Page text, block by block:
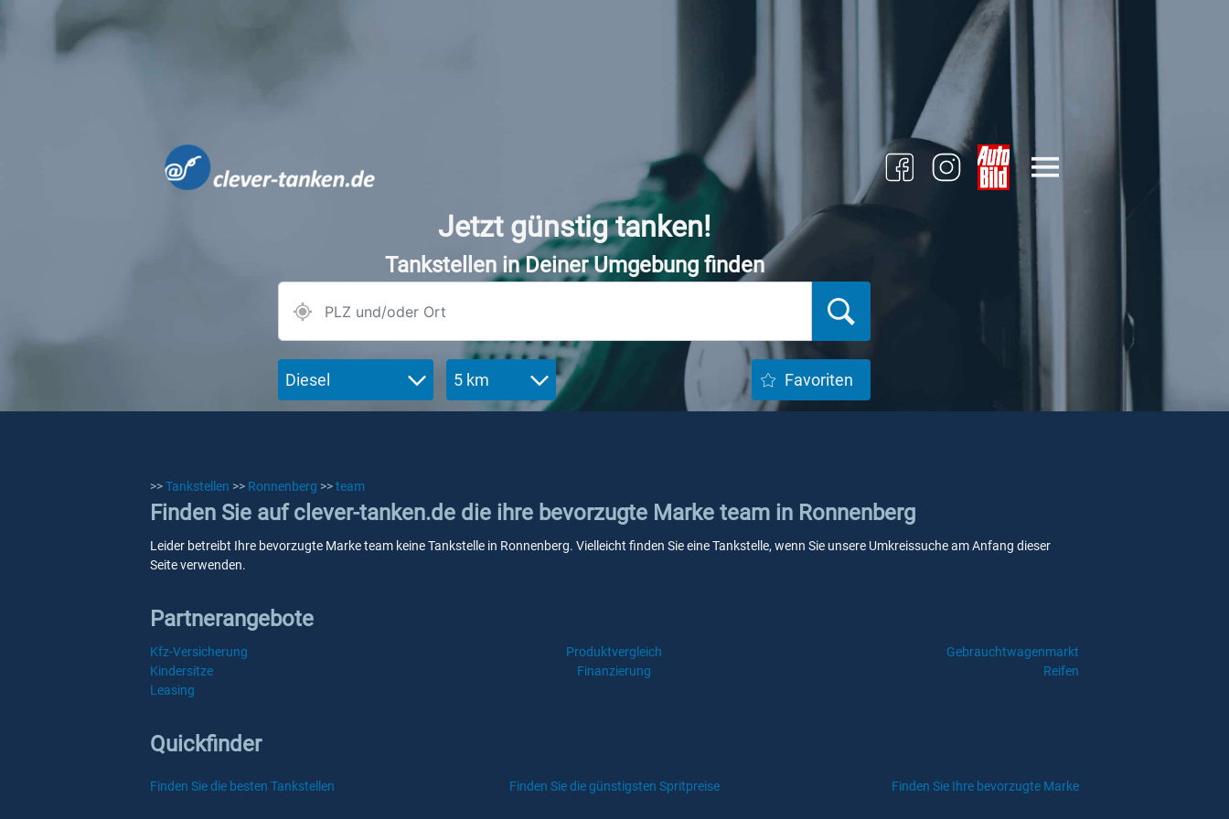
Jetzt günstig tanken!
Tankstellen in Deiner Umgebung finden
Diesel 5 km Favoriten
>>Tankstellen >> Ronnenberg >>team
Finden Sie auf clever-tanken.de die ihre bevorzugte Marke team in Ronnenberg
Leider betreibt Ihre bevorzugte Marke team keine Tankstelle in Ronnenberg. Vielleicht finden Sie eine Tankstelle, wenn Sie unsere Umkreissuche am Anfang dieser
Seite verwenden.
Partnerangebote
Kfz-Versicherung Produktvergleich
Gebrauchtwagenmarkt
Kindersitze
Finanzierung
Reifen
Leasing
Quickfinder
Finden Sie die besten Tankstellen Finden Sie die günstigsten Spritpreise Finden Sie Ihre bevorzugte Marke